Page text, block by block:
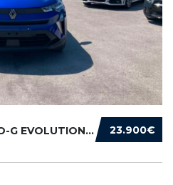
23.900€
RENAULT CAPTUR 1.2 ECO-G EVOLUTION 120CV